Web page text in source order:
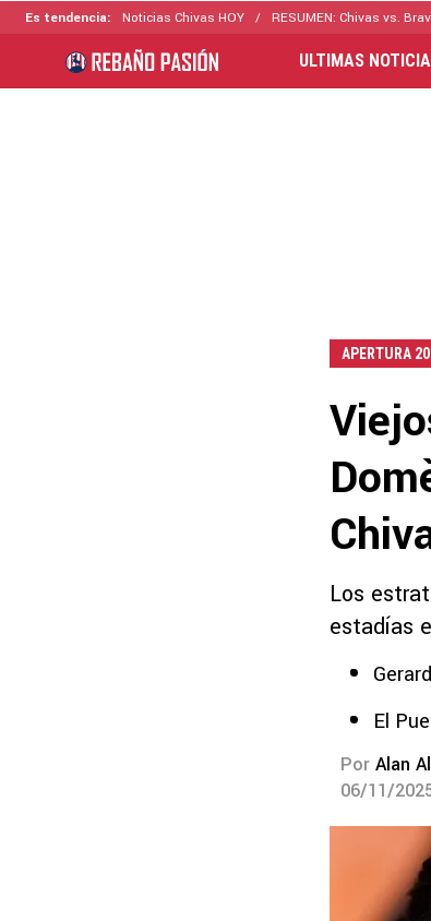
Es tendencia: Noticias Chivas HOY RESUMEN: Chivas vs.
ULTIMAS
APERTURA
Los
estadías
El
Por Alan
06/11/